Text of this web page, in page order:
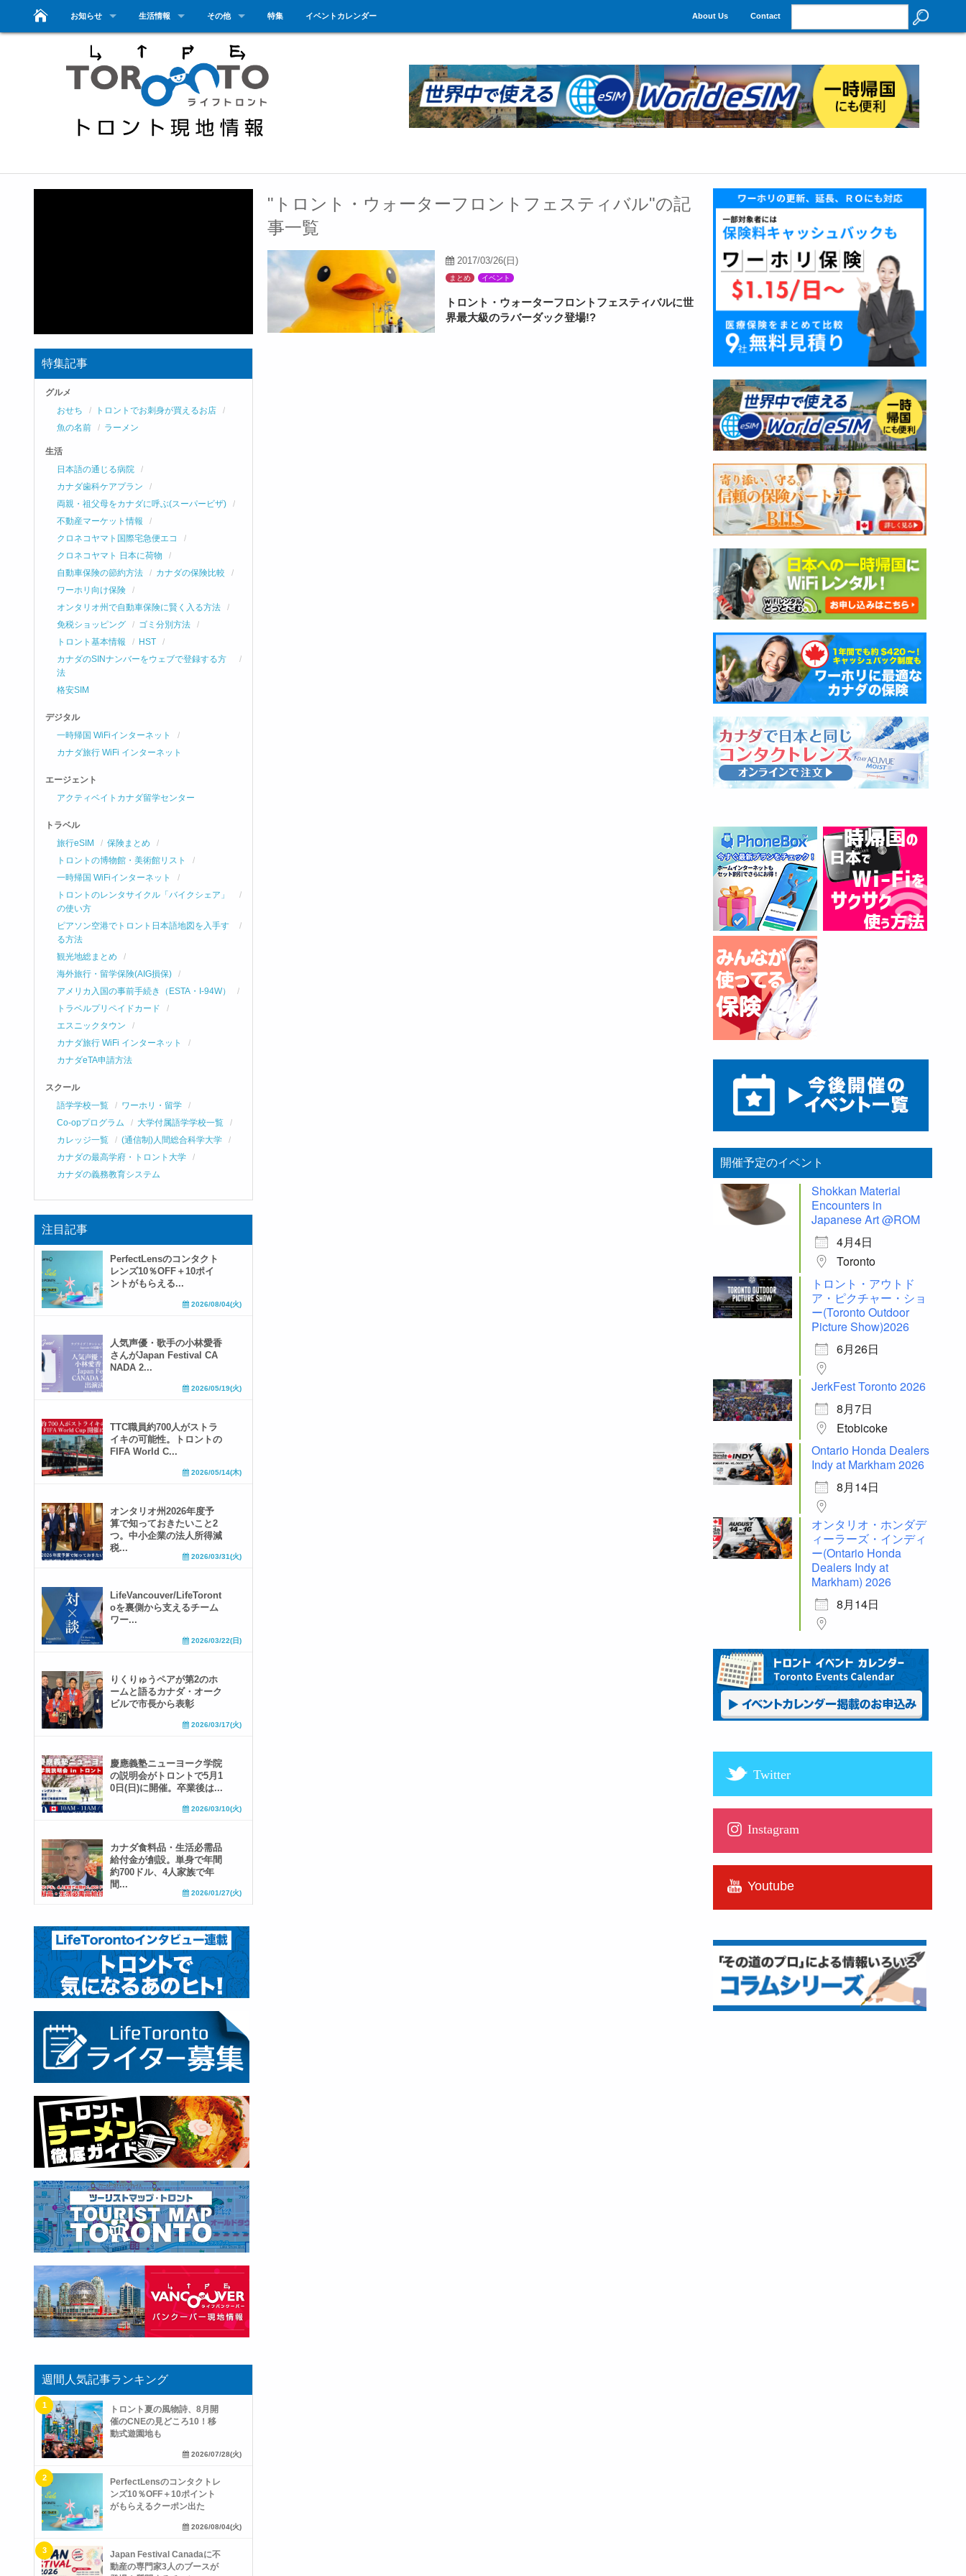
お知らせ 生活情報 その他 特集 イベントカレンダー About Us Contact
"トロント・ウォーターフロントフェスティバル"の記
事一覧
2017/03/26(日)
まとめ イベント
トロント・ウォーターフロントフェスティバルに世
界最大級のラバーダック登場!?
特集記事
グルメ
おせち
トロントでお刺身が買えるお店
魚の名前
ラーメン
生活
日本語の通じる病院
カナダ歯科ケアプラン
両親・祖父母をカナダに呼ぶ(スーパービザ)
不動産マーケット情報
クロネコヤマト国際宅急便エコ
クロネコヤマト 日本に荷物
自動車保険の節約方法
カナダの保険比較
ワーホリ向け保険
オンタリオ州で自動車保険に賢く入る方法
免税ショッピング
ゴミ分別方法
トロント基本情報
HST
カナダのSINナンバーをウェブで登録する方
法
格安SIM
デジタル
一時帰国 WiFiインターネット
カナダ旅行 WiFi インターネット
エージェント
アクティベイトカナダ留学センター
トラベル
旅行eSIM
保険まとめ
トロントの博物館・美術館リスト
一時帰国 WiFiインターネット
トロントのレンタサイクル「バイクシェア」
の使い方
ピアソン空港でトロント日本語地図を入手す
る方法
観光地総まとめ
海外旅行・留学保険(AIG損保)
アメリカ入国の事前手続き（ESTA・I-94W）
トラベルプリペイドカード
エスニックタウン
カナダ旅行 WiFi インターネット
カナダeTA申請方法
スクール
語学学校一覧
ワーホリ・留学
Co-opプログラム
大学付属語学学校一覧
カレッジ一覧
(通信制)人間総合科学大学
カナダの最高学府・トロント大学
カナダの義務教育システム
注目記事
PerfectLensのコンタクト
レンズ10％OFF＋10ポイ
ントがもらえる...
2026/08/04(火)
人気声優・歌手の小林愛香
さんがJapan Festival CA
NADA 2...
2026/05/19(火)
TTC職員約700人がストラ
イキの可能性。トロントの
FIFA World C...
2026/05/14(木)
オンタリオ州2026年度予
算で知っておきたいこと2
つ。中小企業の法人所得減
税...
2026/03/31(火)
LifeVancouver/LifeToront
oを裏側から支えるチーム
ワー...
2026/03/22(日)
りくりゅうペアが第2のホ
ームと語るカナダ・オーク
ビルで市長から表彰
2026/03/17(火)
慶應義塾ニューヨーク学院
の説明会がトロントで5月1
0日(日)に開催。卒業後は...
2026/03/10(火)
カナダ食料品・生活必需品
給付金が創設。単身で年間
約700ドル、4人家族で年
間...
2026/01/27(火)
週間人気記事ランキング
トロント夏の風物詩、8月開
催のCNEの見どころ10！移
動式遊園地も
2026/07/28(火)
PerfectLensのコンタクトレ
ンズ10％OFF＋10ポイント
がもらえるクーポン出た
2026/08/04(火)
Japan Festival Canadaに不
動産の専門家3人のブースが
開催予定のイベント
Shokkan Material
Encounters in
Japanese Art @ROM
4月4日
Toronto
トロント・アウトド
ア・ピクチャー・ショ
ー(Toronto Outdoor
Picture Show)2026
6月26日
JerkFest Toronto 2026
8月7日
Etobicoke
Ontario Honda Dealers
Indy at Markham 2026
8月14日
オンタリオ・ホンダデ
ィーラーズ・インディ
ー(Ontario Honda
Dealers Indy at
Markham) 2026
8月14日
Twitter
Instagram
Youtube